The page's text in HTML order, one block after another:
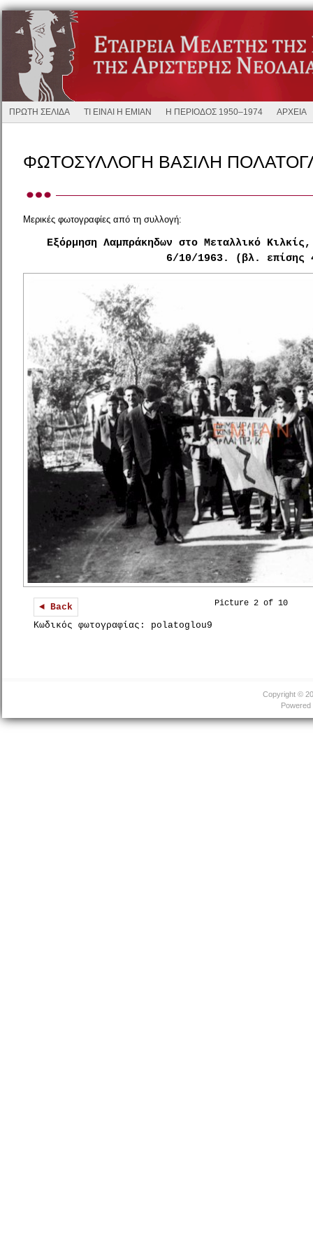
ΠΡΩΤΗ ΣΕΛΙΔΑ ΤΙ ΕΙΝΑΙ Η ΕΜΙΑΝ Η ΠΕΡΙΟΔΟΣ 1950–1974 ΑΡΧΕΙΑ
ΦΩΤΟΣΥΛΛΟΓΗ ΒΑΣΙΛΗ
Μερικές φωτογραφίες από τη συλλογή:
Εξόρμηση Λαμπράκηδων στο Μεταλλικό
6/10/1963. (βλ. επίσης
◄ Back Picture 2 of 10
Κωδικός φωτογραφίας: polatoglou9
Copyright ©